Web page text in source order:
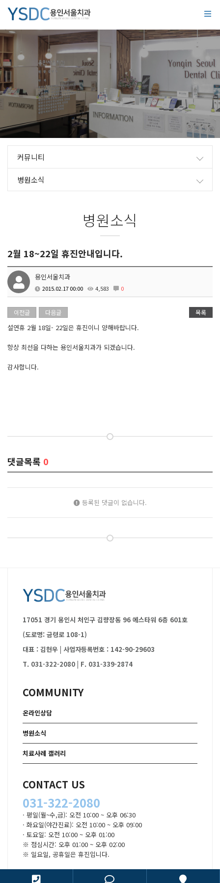
커뮤니티
병원소식
병원소식
2월 18~22일 휴진안내입니다.
용인서울치과
2015.02.17 00:00 4,583 0
이전글 다음글 목록
설연휴 2월 18일- 22일은 휴진이니 양해바랍니다.
항상 최선을 다하는 용인서울치과가 되겠습니다.
감사합니다.
댓글목록 0
등록된 댓글이 없습니다.
17051 경기 용인시 처인구 김량장동 96 에스타워 6층 601호
(도로명: 금령로 108-1)
대표 : 김현우 | 사업자등록번호 : 142-90-29603
T. 031-322-2080 | F. 031-339-2874
COMMUNITY
온라인상담
병원소식
치료사례 갤러리
CONTACT US
031-322-2080
· 평일(월~수,금): 오전 10:00 ~ 오후 06:30
· 화요일(야간진료): 오전 10:00 ~ 오후 09:00
· 토요일: 오전 10:00 ~ 오후 01:00
※ 점심시간: 오후 01:00 ~ 오후 02:00
※ 일요일, 공휴일은 휴진입니다.